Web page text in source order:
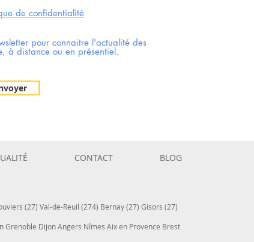
de confidentialité
pour connaitre l'actualité des
à distance ou en présentiel.
CONTACT
BLOG
(27) Val-de-Reuil (274) Bernay (27) Gisors (27)
Grenoble Dijon Angers Nîmes Aix en Provence Brest